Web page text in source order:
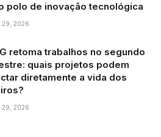
polo de inovação tecnológica
29, 2026
retoma trabalhos no segundo
quais projetos podem
diretamente a vida dos
29, 2026